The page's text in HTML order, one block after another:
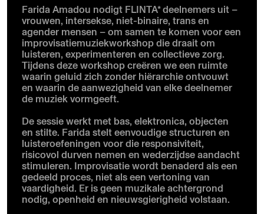
Farida Amadou nodigt FLINTA* deelnemers uit –
vrouwen, intersekse, niet-binaire, trans en
agender mensen – om samen te komen voor een
improvisatiemuziekworkshop die draait om
luisteren, experimenteren en collectieve zorg.
Tijdens deze workshop creëren we een ruimte
waarin geluid zich zonder hiërarchie ontvouwt
en waarin de aanwezigheid van elke deelnemer
de muziek vormgeeft.
De sessie werkt met bas, elektronica, objecten
en stilte. Farida stelt eenvoudige structuren en
luisteroefeningen voor die responsiviteit,
risicovol durven nemen en wederzijdse aandacht
stimuleren. Improvisatie wordt benaderd als een
gedeeld proces, niet als een vertoning van
vaardigheid. Er is geen muzikale achtergrond
nodig, openheid en nieuwsgierigheid volstaan.